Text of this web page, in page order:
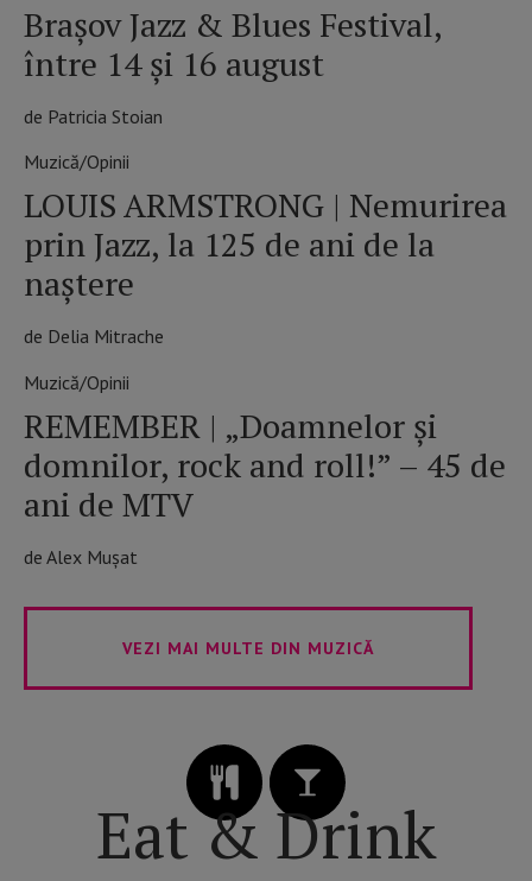
Brașov Jazz & Blues Festival,
între 14 și 16 august
de Patricia Stoian
Muzică/Opinii
LOUIS ARMSTRONG | Nemurirea
prin Jazz, la 125 de ani de la
naștere
de Delia Mitrache
Muzică/Opinii
REMEMBER | „Doamnelor și
domnilor, rock and roll!” – 45 de
ani de MTV
de Alex Mușat
VEZI MAI MULTE DIN MUZICĂ
Eat & Drink